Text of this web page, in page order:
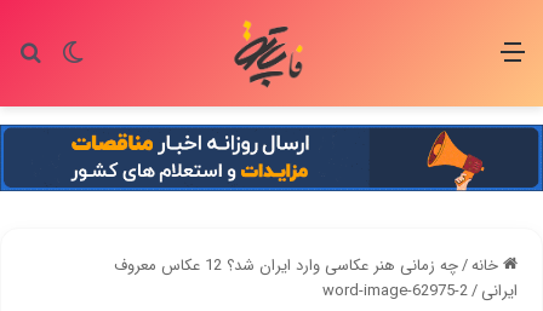
تغییر منو
خانه/
چه زمانی هنر عکاسی وارد ایران شد؟ 12 عکاس معروف
ایرانی/
word-image-62975-2